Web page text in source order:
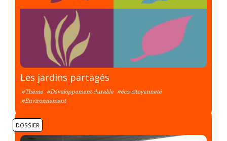
Les jardins partagés
#Thème #Développement durable #éco-citoyenneté
#Environnement
DOSSIER